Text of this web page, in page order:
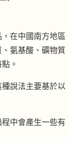
在中國南方地區
氨基酸、礦物質
。
說法主要基於以
中會產生一些有